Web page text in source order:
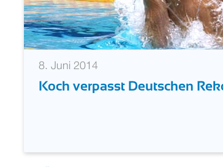
8. Juni 2014
Koch verpasst Deutschen